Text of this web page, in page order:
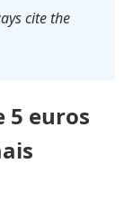
cite the
5 euros